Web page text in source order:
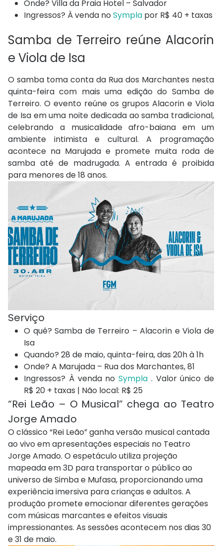
Onde? Villa da Praia Hotel – Salvador
Ingressos? À venda no Sympla por R$ 40 + taxas
Samba de Terreiro reúne Alacorin
e Viola de Isa
O samba toma conta da Rua dos Marchantes nesta
quinta-feira com mais uma edição do Samba de
Terreiro. O evento reúne os grupos Alacorin e Viola
de Isa em uma noite dedicada ao samba tradicional,
celebrando a musicalidade afro-baiana em um
ambiente intimista e cultural. A programação
acontece na Marujada e promete muita roda de
samba até de madrugada. A entrada é proibida
para menores de 18 anos.
Serviço
O quê? Samba de Terreiro – Alacorin e Viola de
Isa
Quando? 28 de maio, quinta-feira, das 20h à 1h
Onde? A Marujada – Rua dos Marchantes, 81
Ingressos? À venda no Sympla . Valor único de
R$ 20 + taxas | Não local: R$ 25
“Rei Leão – O Musical” chega ao Teatro
Jorge Amado
O clássico “Rei Leão” ganha versão musical cantada
ao vivo em apresentações especiais no Teatro
Jorge Amado. O espetáculo utiliza projeção
mapeada em 3D para transportar o público ao
universo de Simba e Mufasa, proporcionando uma
experiência imersiva para crianças e adultos. A
produção promete emocionar diferentes gerações
com músicas marcantes e efeitos visuais
impressionantes. As sessões acontecem nos dias 30
e 31 de maio.